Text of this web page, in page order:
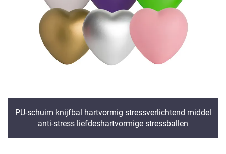
PU-schuim knijfbal hartvormig stressverlichtend middel
anti-stress liefdeshartvormige stressballen